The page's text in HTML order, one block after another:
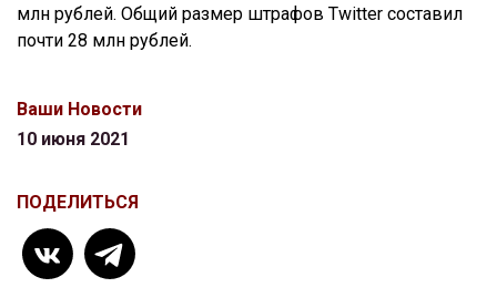
млн рублей. Общий размер штрафов Twitter составил
почти 28 млн рублей.
Ваши Новости
10 июня 2021
ПОДЕЛИТЬСЯ